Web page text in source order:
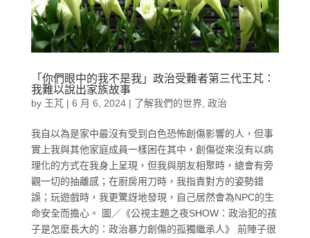
「你們眼中的我不是我」政治受難者第三代王芃：
我難以說出家族故事
by 王芃| 6 月 6, 2024| 了解我們的世界, 政治
我自以為是家中最沒有受到白色恐怖創傷影響的人，但事
實上我與其他家庭成員一樣困在其中，創傷從來沒有以病
理化的方式在我身上呈現，但我與朋友相聚時，總會有旁
觀一切的抽離感；在廚房用刀時，我指責對方的姿勢錯
誤；玩遊戲時，我更驚訝地發現，自己居然會為NPC的生
命安全而擔心。 圖／《公視主題之夜SHOW：政治犯的孩
子是怎麼長大的：政治暴力創傷的孤獨繼承人》 前陣子很